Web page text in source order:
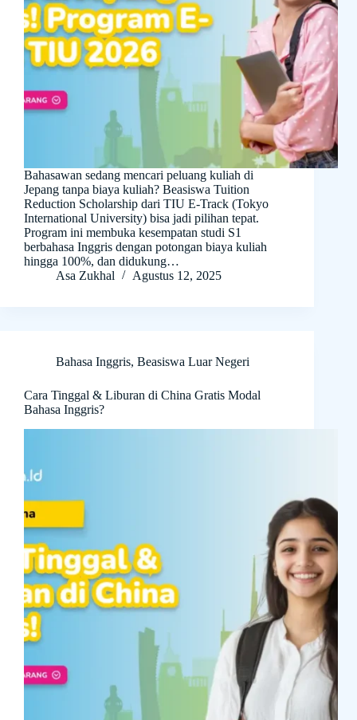
Bahasawan sedang mencari peluang kuliah di
Jepang tanpa biaya kuliah? Beasiswa Tuition
Reduction Scholarship dari TIU E-Track (Tokyo
International University) bisa jadi pilihan tepat.
Program ini membuka kesempatan studi S1
berbahasa Inggris dengan potongan biaya kuliah
hingga 100%, dan didukung…
Asa Zukhal
Agustus 12, 2025
Bahasa Inggris, Beasiswa Luar Negeri
Cara Tinggal & Liburan di China Gratis Modal
Bahasa Inggris?